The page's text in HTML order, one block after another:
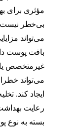
مؤثری برای
بی‌خطر نیست.
می‌تواند
بافت پوست
غیرمتخصص یا
می‌تواند
ایجاد کند.
رعایت
بسته به